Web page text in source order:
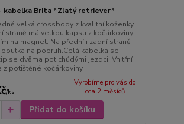
kabelka Brita *Zlatý retriever*
velká crossbody z kvalitní koženky
straně má velkou kapsu z kočárkoviny
na magnet. Na přední i zadní straně
na popruh.Celá kabelka se
se dvěma potichůdými jezdci. Vnitřní
z potištěné kočárkoviny..
/ks
Vyrobíme pro vás do
cca 2 měsíců
Přidat do košíku